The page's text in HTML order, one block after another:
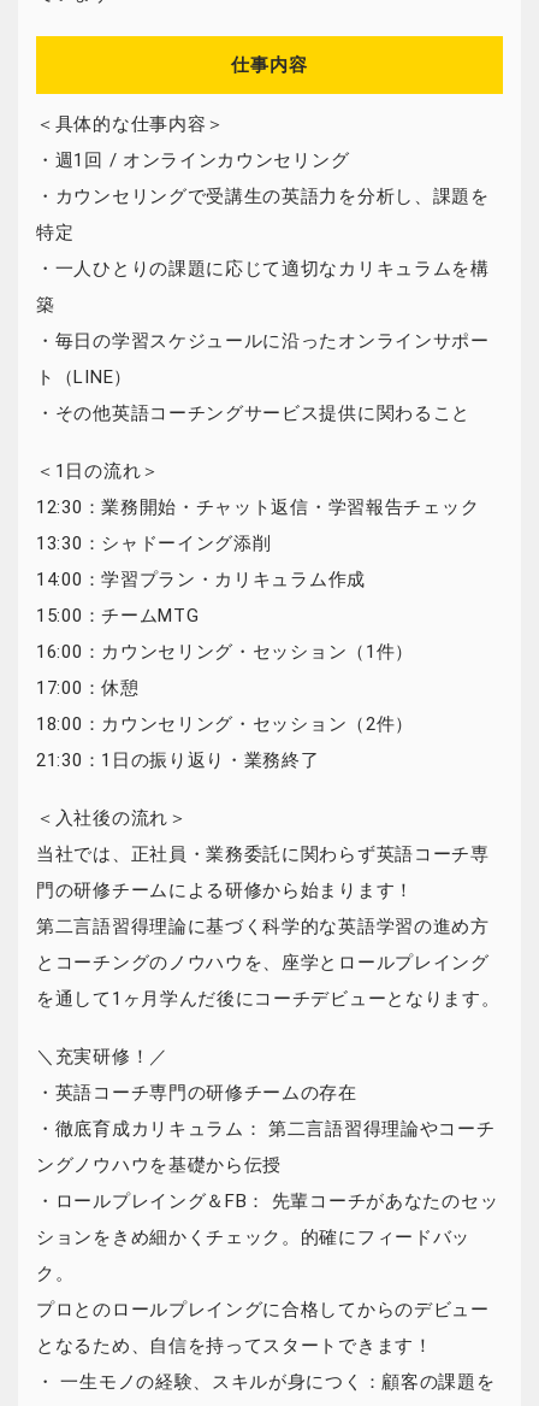
仕事内容
＜具体的な仕事内容＞
・週1回 / オンラインカウンセリング
・カウンセリングで受講生の英語力を分析し、課題を
特定
・一人ひとりの課題に応じて適切なカリキュラムを構
築
・毎日の学習スケジュールに沿ったオンラインサポー
ト（LINE）
・その他英語コーチングサービス提供に関わること
＜1日の流れ＞
12:30：業務開始・チャット返信・学習報告チェック
13:30：シャドーイング添削
14:00：学習プラン・カリキュラム作成
15:00：チームMTG
16:00：カウンセリング・セッション（1件）
17:00：休憩
18:00：カウンセリング・セッション（2件）
21:30：1日の振り返り・業務終了
＜入社後の流れ＞
当社では、正社員・業務委託に関わらず英語コーチ専
門の研修チームによる研修から始まります！
第二言語習得理論に基づく科学的な英語学習の進め方
とコーチングのノウハウを、座学とロールプレイング
を通して1ヶ月学んだ後にコーチデビューとなります。
＼充実研修！／
・英語コーチ専門の研修チームの存在
・徹底育成カリキュラム： 第二言語習得理論やコーチ
ングノウハウを基礎から伝授
・ロールプレイング＆FB： 先輩コーチがあなたのセッ
ションをきめ細かくチェック。的確にフィードバッ
ク。
プロとのロールプレイングに合格してからのデビュー
となるため、自信を持ってスタートできます！
・ 一生モノの経験、スキルが身につく：顧客の課題を